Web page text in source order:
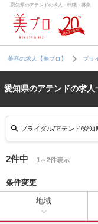
愛知県のアテンドの求人・転職・募集
美容の求人【美プロ】 ブラ
愛知県のアテンドの求人
ブライダル/アテンド/愛知
2件中 1～2件表示
条件変更
地域